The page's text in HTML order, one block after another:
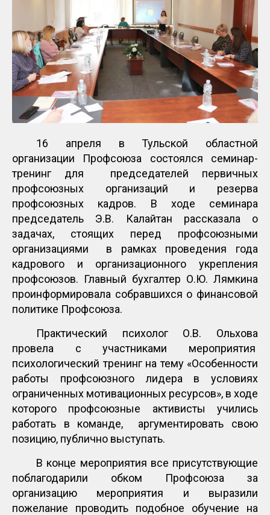
16 апреля в Тульской областной
организации Профсоюза состоялся семинар-
тренинг для председателей первичных
профсоюзных организаций и резерва
профсоюзных кадров. В ходе семинара
председатель Э.В. Калайтан рассказала о
задачах, стоящих перед профсоюзными
организациями в рамках проведения года
кадрового и организационного укрепления
профсоюзов. Главный бухгалтер О.Ю. Лямкина
проинформировала собравшихся о финансовой
политике Профсоюза.
Практический психолог О.В. Ольхова
провела с участниками мероприятия
психологический тренинг на тему «Особенности
работы профсоюзного лидера в условиях
ограниченных мотивационных ресурсов», в ходе
которого профсоюзные активисты учились
работать в команде, аргументировать свою
позицию, публично выступать.
В конце мероприятия все присутствующие
поблагодарили обком Профсоюза за
организацию мероприятия и выразили
пожелание проводить подобное обучение на